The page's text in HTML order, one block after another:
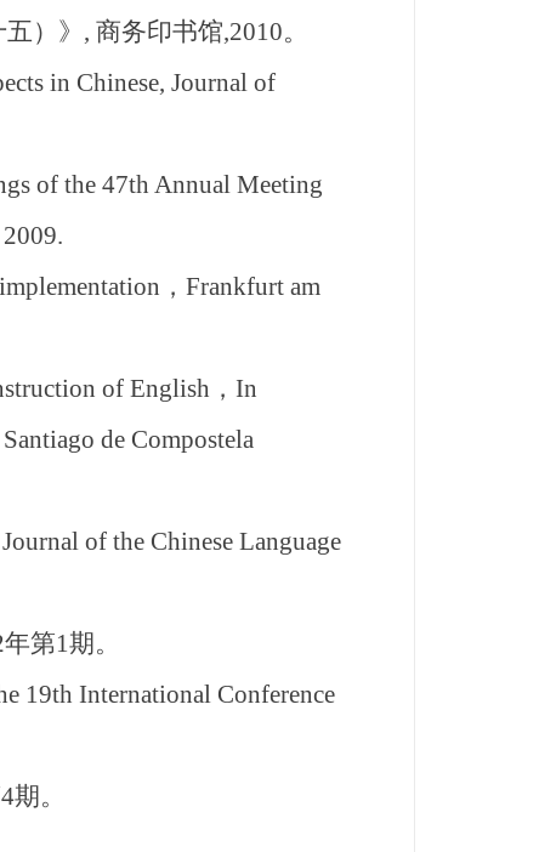
）》, 商务印书馆,2010。
in Chinese, Journal of
of the 47th Annual Meeting
，Frankfurt am
of English，In
de Compostela
of the Chinese Language
第1期。
19th International Conference
。